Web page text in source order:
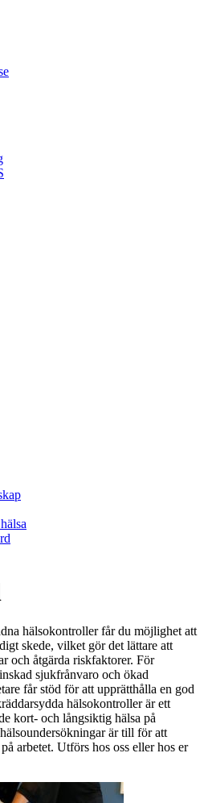
hälsokontroller får du möjlighet att
skede, vilket gör det lättare att
och åtgärda riskfaktorer. För
sjukfrånvaro och ökad
får stöd för att upprätthålla en god
hälsokontroller är ett
kort- och långsiktig hälsa på
är till för att
arbetet. Utförs hos oss eller hos er